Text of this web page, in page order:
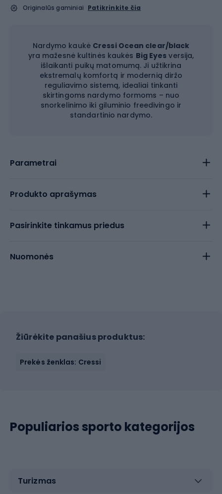
Originalūs gaminiai Patikrinkite čia
Nardymo kaukė Cressi Ocean clear/black
yra mažesnė kultinės kaukės Big Eyes versija,
išlaikanti puikų matomumą. Ji užtikrina
ekstremalų komfortą ir modernią diržo
reguliavimo sistemą, idealiai tinkanti
skirtingoms nardymo formoms – nuo
snorkelinimo iki giluminio freedivingo ir
standartinio nardymo.
Parametrai
Produkto aprašymas
Pasirinkite tinkamus priedus
Nuomonės
Žiūrėkite panašius produktus:
Prekės ženklas: Cressi
Populiarios sporto kategorijos
Turizmas